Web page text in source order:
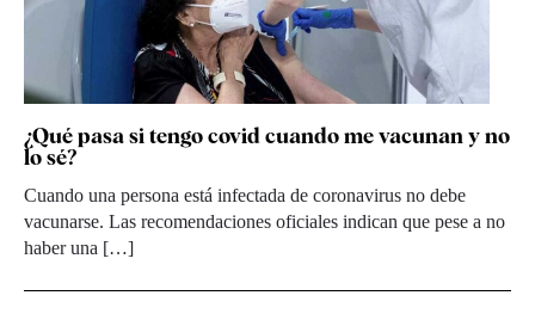
¿Qué pasa si tengo covid cuando me vacunan y no
lo sé?
Cuando una persona está infectada de coronavirus no debe
vacunarse. Las recomendaciones oficiales indican que pese a no
haber una […]